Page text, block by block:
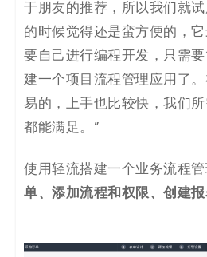
于朋友的推荐，所以我们就
的时候觉得还是蛮方便的，
要自己进行编程开发，只需
建一个项目流程管理应用了
易的，上手也比较快，我们
都能满足。”
使用轻流搭建一个业务流程
单、添加流程和权限、创建